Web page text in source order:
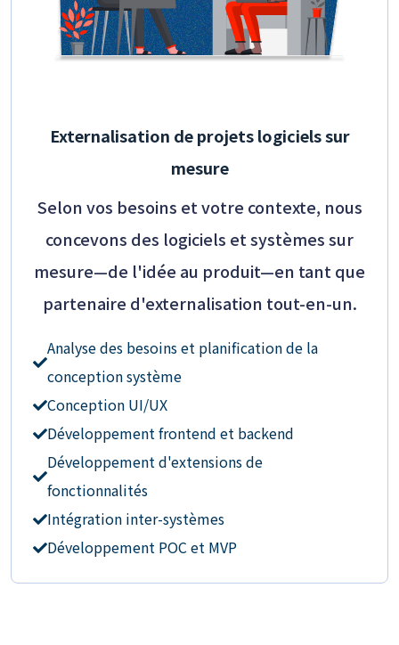
Externalisation de projets logiciels sur
mesure
Selon vos besoins et votre contexte, nous
concevons des logiciels et systèmes sur
mesure—de l'idée au produit—en tant que
partenaire d'externalisation tout-en-un.
Analyse des besoins et planification de la
conception système
Conception UI/UX
Développement frontend et backend
Développement d'extensions de
fonctionnalités
Intégration inter-systèmes
Développement POC et MVP